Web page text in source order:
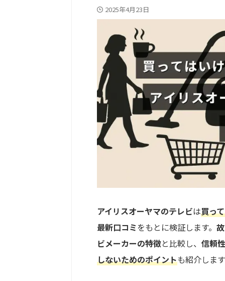
2025年4月23日
アイリスオーヤマのテレビは買っ
最新口コミをもとに検証します。
ビメーカーの特徴と比較し、 信頼
しないためのポイントも紹介しま